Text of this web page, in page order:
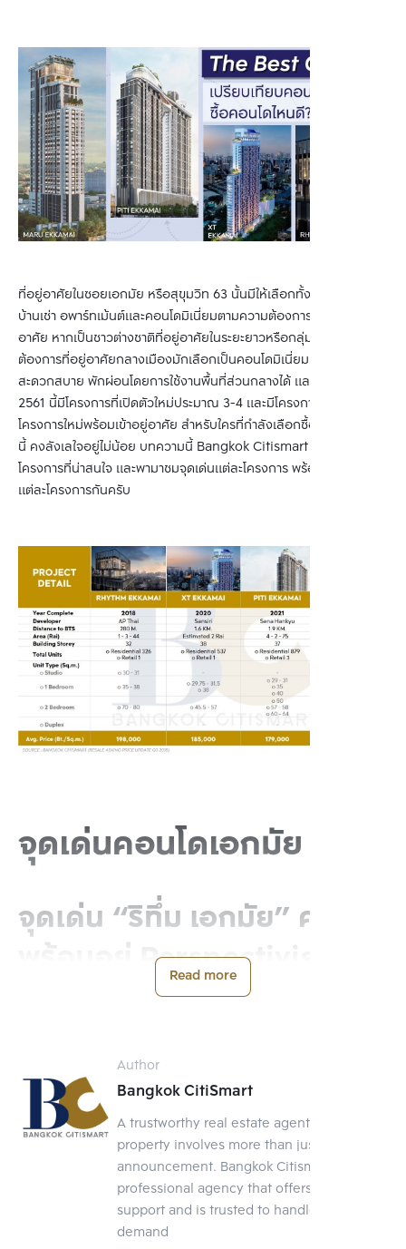
ที่อยู่อาศัยในซอยเอกมัย หรือสุขุมวิท 63 นั้นมีให้เลือกทั้งในรูปแบบของ
บ้านเช่า อพาร์ทเม้นต์และคอนโดมิเนี่ยมตามความต้องการของผู้อยู่
อาศัย หากเป็นชาวต่างชาติที่อยู่อาศัยในระยะยาวหรือกลุ่มคนไทยที่
ต้องการที่อยู่อาศัยกลางเมืองมักเลือกเป็นคอนโดมิเนี่ยมเพื่อเพิ่มความ
สะดวกสบาย พักผ่อนโดยการใช้งานพื้นที่ส่วนกลางได้ และในปี 2560 -
2561 นี้มีโครงการที่เปิดตัวใหม่ประมาณ 3-4 และมีโครงการที่เป็น
โครงการใหม่พร้อมเข้าอยู่อาศัย สำหรับใครที่กำลังเลือกซื้อคอนโดในย่าน
นี้ คงลังเลใจอยู่ไม่น้อย บทความนี้ Bangkok Citismart จะยกตัวอย่าง
โครงการที่น่าสนใจ และพามาชมจุดเด่นแต่ละโครงการ พร้อมเปรียบเทียบ
แต่ละโครงการกันครับ
จุดเด่นคอนโดเอกมัย
จุดเด่น “ริทึ่ม เอกมัย” คอนโด
พร้อมอยู่ Perspectivism ทุก
ยูนิตได้รับวิวที่ดี
ใกล้บีทีเอสเอกมัยมากที่สุดจากคอนโดเอกมัยที่ยกตัวอย่างมา แต่ละ
ยูนิตจะมีการออกแบบที่ต่างกันไปตามตำแหน่งในอาคาร โดยทุกยูนิตจะ
เป็นการออกแบบหน้าต่างและระเบียงยื่นออกไป หรือสังเกตุง่ายๆ คือ มี
ลักษณะพื้นที่เป็นแบบเฉียง ทำให้ทุกห้องจะไม่มีการบล็อควิวกันเองและ
ได้รับมุมมองได้กว้างมากขึ้น นอกจากนั้นยังมี Observatorium ระเบียง
พื้นกระจกที่ชั้นบนของอาคารไว้ชมวิวเมืองได้อย่างจุใจ ในส่วนของห้อง
แต่ละแบบมีจุดเด่นต่างกัน เช่น ห้องแบบสตูดิโอที่มี Daybed ริม
หน้าต่างไว้ชมวิวได้ตลอดทั้งวัน แบบ 1 ห้องนอนมี Walk in closet และ
แบบ 2 ห้องนอนมีอ่างอาบน้ำ นอกจากนั้นยังมี Observatorium
Read more
Author
Bangkok CitiSmart
A trustworthy real estate agent Selling a
property involves more than just posting an
announcement. Bangkok Citismart is a
professional agency that offers full-service
support and is trusted to handle your
demand